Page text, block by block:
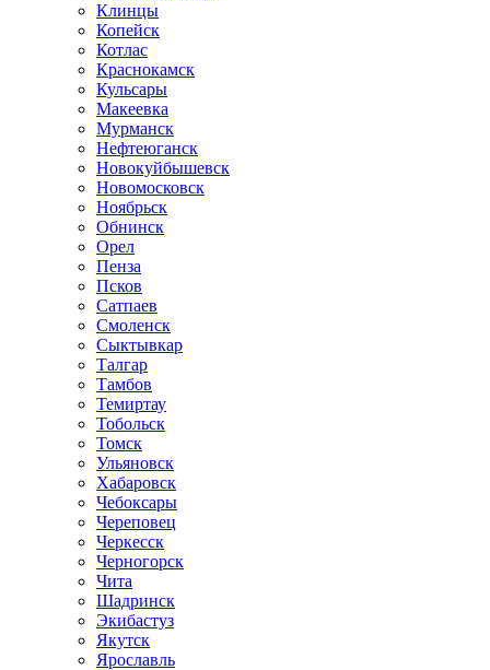
Клинцы
Копейск
Котлас
Краснокамск
Кульсары
Макеевка
Мурманск
Нефтеюганск
Новокуйбышевск
Новомосковск
Ноябрьск
Обнинск
Орел
Пенза
Псков
Сатпаев
Смоленск
Сыктывкар
Талгар
Тамбов
Темиртау
Тобольск
Томск
Ульяновск
Хабаровск
Чебоксары
Череповец
Черкесск
Черногорск
Чита
Шадринск
Экибастуз
Якутск
Ярославль